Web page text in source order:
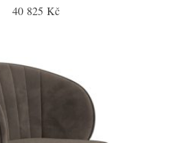
40 825 Kč